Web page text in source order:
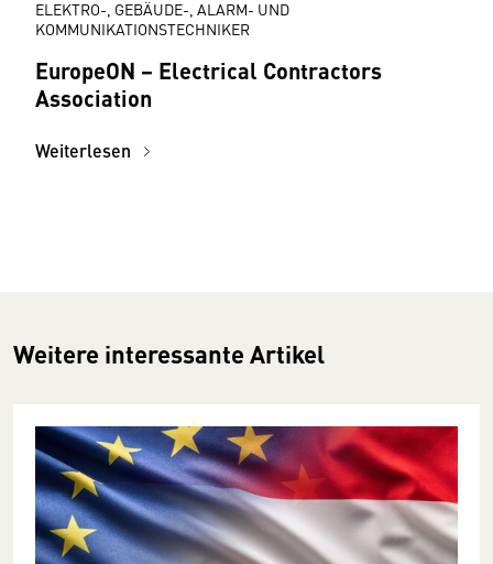
ELEKTRO-, GEBÄUDE-, ALARM- UND
KOMMUNIKATIONSTECHNIKER
EuropeON − Electrical Contractors
Association
Weiterlesen
Weitere interessante Artikel